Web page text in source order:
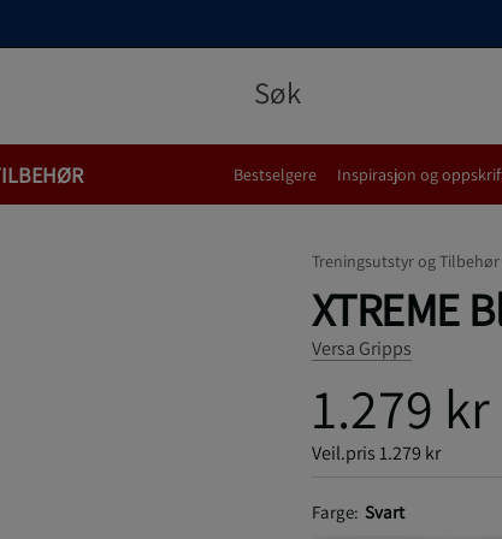
Bestselgere Inspirasjon og
Treningsutstyr og
XTREME
Versa Gripps
1.279 kr
Veil.pris1.279 kr
Farge: Svart